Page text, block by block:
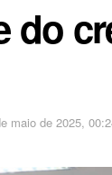
do
maio de 2025,